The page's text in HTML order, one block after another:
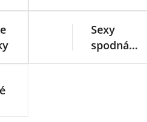
Sexy
spodná
bielizeň